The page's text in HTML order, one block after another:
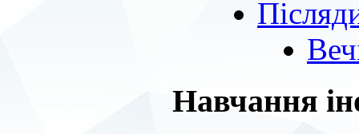
Навчання